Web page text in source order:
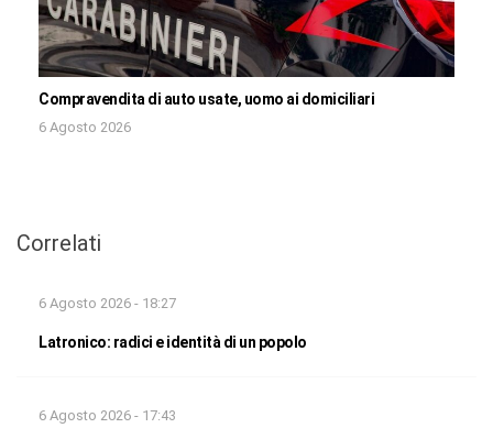
Compravendita di auto usate, uomo ai domiciliari
6 Agosto 2026
Correlati
6 Agosto 2026 - 18:27
Latronico: radici e identità di un popolo
6 Agosto 2026 - 17:43